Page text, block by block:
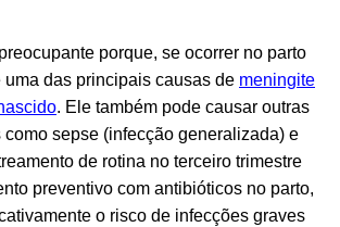
porque, se ocorrer no parto
das principais causas de meningite
. Ele também pode causar outras
como sepse (infecção generalizada) e
de rotina no terceiro trimestre
preventivo com antibióticos no parto,
o risco de infecções graves